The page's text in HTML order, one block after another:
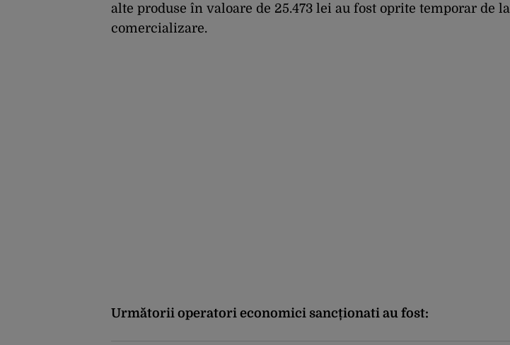
alte produse în valoare de 25.473 lei au fost oprite temporar de la
comercializare.
Următorii operatori economici sancționati au fost: